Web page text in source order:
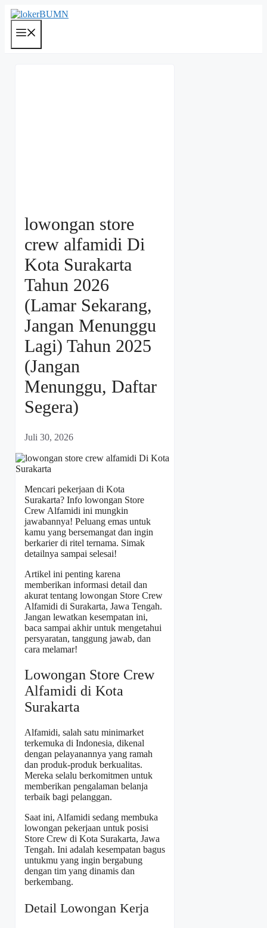
Langsung
ke
lowongan store
crew alfamidi Di
Kota Surakarta
Tahun 2026
(Lamar Sekarang,
Jangan Menunggu
Lagi) Tahun 2025
(Jangan
Menunggu, Daftar
Segera)
Juli 30, 2026
Mencari pekerjaan di Kota
Surakarta? Info lowongan Store
Crew Alfamidi ini mungkin
jawabannya! Peluang emas untuk
kamu yang bersemangat dan ingin
berkarier di ritel ternama. Simak
detailnya sampai selesai!
Artikel ini penting karena
memberikan informasi detail dan
akurat tentang lowongan Store Crew
Alfamidi di Surakarta, Jawa Tengah.
Jangan lewatkan kesempatan ini,
baca sampai akhir untuk mengetahui
persyaratan, tanggung jawab, dan
cara melamar!
Lowongan Store Crew
Alfamidi di Kota
Surakarta
Alfamidi, salah satu minimarket
terkemuka di Indonesia, dikenal
dengan pelayanannya yang ramah
dan produk-produk berkualitas.
Mereka selalu berkomitmen untuk
memberikan pengalaman belanja
terbaik bagi pelanggan.
Saat ini, Alfamidi sedang membuka
lowongan pekerjaan untuk posisi
Store Crew di Kota Surakarta, Jawa
Tengah. Ini adalah kesempatan bagus
untukmu yang ingin bergabung
dengan tim yang dinamis dan
berkembang.
Detail Lowongan Kerja